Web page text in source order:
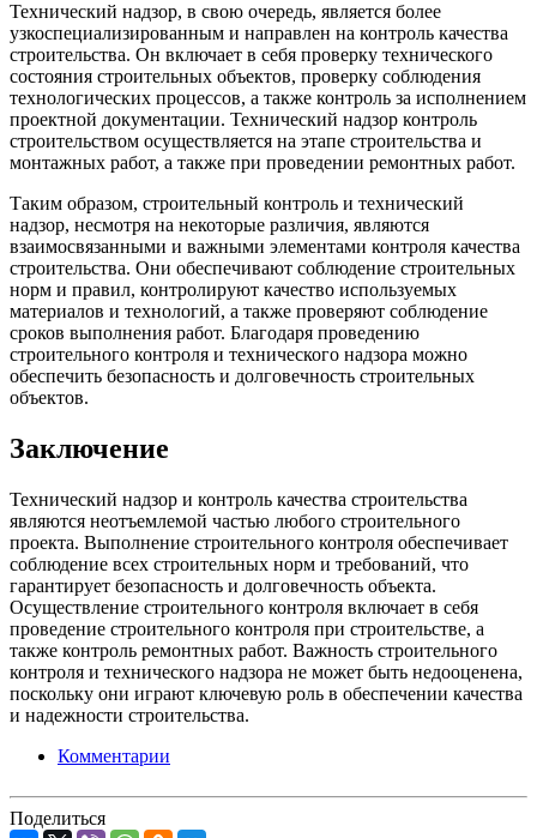
Технический надзор, в свою очередь, является более
узкоспециализированным и направлен на контроль качества
строительства. Он включает в себя проверку технического
состояния строительных объектов, проверку соблюдения
технологических процессов, а также контроль за исполнением
проектной документации. Технический надзор контроль
строительством осуществляется на этапе строительства и
монтажных работ, а также при проведении ремонтных работ.
Таким образом, строительный контроль и технический
надзор, несмотря на некоторые различия, являются
взаимосвязанными и важными элементами контроля качества
строительства. Они обеспечивают соблюдение строительных
норм и правил, контролируют качество используемых
материалов и технологий, а также проверяют соблюдение
сроков выполнения работ. Благодаря проведению
строительного контроля и технического надзора можно
обеспечить безопасность и долговечность строительных
объектов.
Заключение
Технический надзор и контроль качества строительства
являются неотъемлемой частью любого строительного
проекта. Выполнение строительного контроля обеспечивает
соблюдение всех строительных норм и требований, что
гарантирует безопасность и долговечность объекта.
Осуществление строительного контроля включает в себя
проведение строительного контроля при строительстве, а
также контроль ремонтных работ. Важность строительного
контроля и технического надзора не может быть недооценена,
поскольку они играют ключевую роль в обеспечении качества
и надежности строительства.
Комментарии
Поделиться